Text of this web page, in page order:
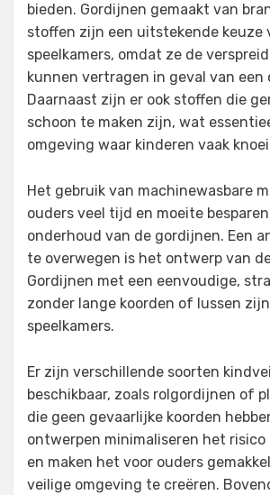
bieden. Gordijnen gemaakt van
stoffen zijn een uitstekende keuze
speelkamers, omdat ze de
kunnen vertragen in geval van een
Daarnaast zijn er ook stoffen die
schoon te maken zijn, wat
omgeving waar kinderen vaak
Het gebruik van machinewasbare
ouders veel tijd en moeite
onderhoud van de gordijnen. Een
te overwegen is het ontwerp van
Gordijnen met een eenvoudige,
zonder lange koorden of lussen
speelkamers.
Er zijn verschillende soorten
beschikbaar, zoals rolgordijnen of
die geen gevaarlijke koorden
ontwerpen minimaliseren het risico
en maken het voor ouders
veilige omgeving te creëren.